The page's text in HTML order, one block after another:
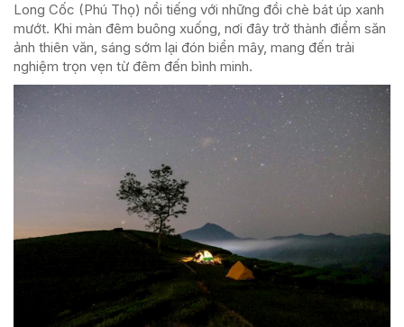
Long Cốc (Phú Thọ) nổi tiếng với những đồi chè bát úp xanh
mướt. Khi màn đêm buông xuống, nơi đây trở thành điểm săn
ảnh thiên văn, sáng sớm lại đón biển mây, mang đến trải
nghiệm trọn vẹn từ đêm đến bình minh.